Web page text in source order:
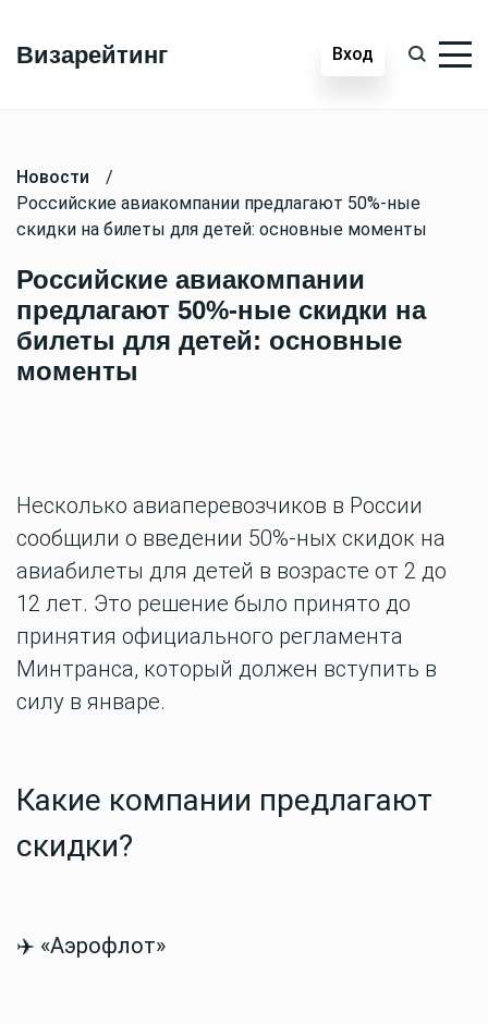
Визарейтинг Вход
Новости
/
Российские авиакомпании предлагают 50%-ные
скидки на билеты для детей: основные моменты
Российские авиакомпании
предлагают 50%-ные скидки на
билеты для детей: основные
моменты
Несколько авиаперевозчиков в России
сообщили о введении 50%-ных скидок на
авиабилеты для детей в возрасте от 2 до
12 лет. Это решение было принято до
принятия официального регламента
Минтранса, который должен вступить в
силу в январе.
Какие компании предлагают
скидки?
✈️ «Аэрофлот»